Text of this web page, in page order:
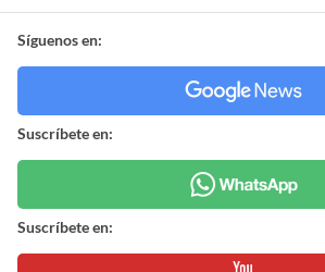
Síguenos en:
Suscríbete en:
Suscríbete en: